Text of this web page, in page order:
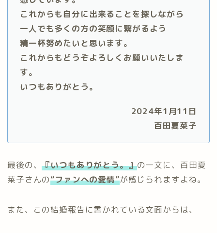
これからも自分に出来ることを探しながら
一人でも多くの方の笑顔に繋がるよう
精一杯努めたいと思います。
これからもどうぞよろしくお願いいたしま
す。
いつもありがとう。
2024年1月11日
百田夏菜子
最後の、『いつもありがとう。』の一文に、百田夏
菜子さんの“ファンへの愛情”が感じられますよね。
また、この結婚報告に書かれている文面からは、